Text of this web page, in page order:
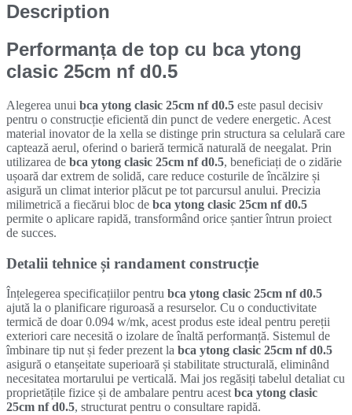
Description
Performanța de top cu bca ytong
clasic 25cm nf d0.5
Alegerea unui bca ytong clasic 25cm nf d0.5 este pasul decisiv
pentru o construcție eficientă din punct de vedere energetic. Acest
material inovator de la xella se distinge prin structura sa celulară care
captează aerul, oferind o barieră termică naturală de neegalat. Prin
utilizarea de bca ytong clasic 25cm nf d0.5, beneficiați de o zidărie
ușoară dar extrem de solidă, care reduce costurile de încălzire și
asigură un climat interior plăcut pe tot parcursul anului. Precizia
milimetrică a fiecărui bloc de bca ytong clasic 25cm nf d0.5
permite o aplicare rapidă, transformând orice șantier întrun proiect
de succes.
Detalii tehnice și randament construcție
Înțelegerea specificațiilor pentru bca ytong clasic 25cm nf d0.5
ajută la o planificare riguroasă a resurselor. Cu o conductivitate
termică de doar 0.094 w/mk, acest produs este ideal pentru pereții
exteriori care necesită o izolare de înaltă performanță. Sistemul de
îmbinare tip nut și feder prezent la bca ytong clasic 25cm nf d0.5
asigură o etanșeitate superioară și stabilitate structurală, eliminând
necesitatea mortarului pe verticală. Mai jos regăsiți tabelul detaliat cu
proprietățile fizice și de ambalare pentru acest bca ytong clasic
25cm nf d0.5, structurat pentru o consultare rapidă.